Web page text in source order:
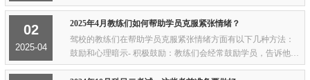
流程和场地，包括考试项目的顺序、场地的布局等，让学员对
考试有一个全面的了解。- 制定个性化模...
02
2025-04
2025年4月教练们如何帮助学员克服紧张情绪？
驾校的教练们在帮助学员克服紧张情绪方面有以下几种方法：
鼓励和心理暗示- 积极鼓励：教练们会经常鼓励学员，告诉他们
紧张是正常的，很多学员在刚开始学车时都会感到紧张，让学